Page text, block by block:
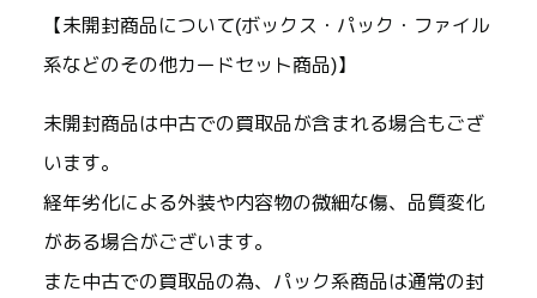
【未開封商品について(ボックス・パック・ファイル
系などのその他カードセット商品)】
未開封商品は中古での買取品が含まれる場合もござ
います。
経年劣化による外装や内容物の微細な傷、品質変化
がある場合がございます。
また中古での買取品の為、パック系商品は通常の封